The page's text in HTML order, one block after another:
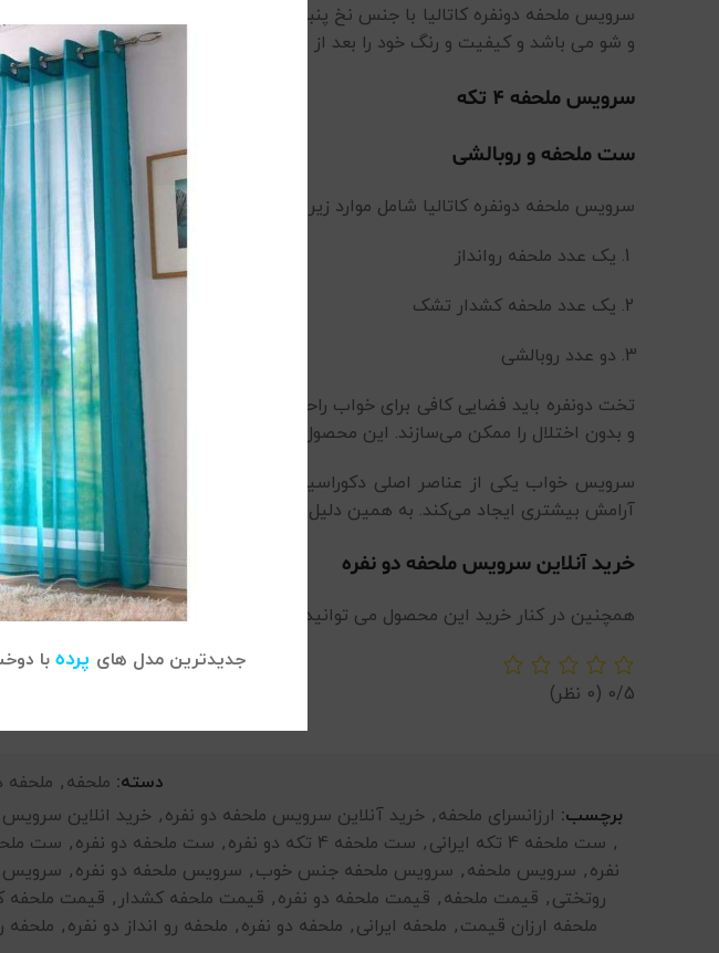
جدیدترین مدل های پرده با
سرویس ملحفه دونفره کاتالیا با جنس نخ پنبه خود مانع تعرق هنگام خواب می
و شو می باشد و کیفیت و رنگ خود را بعد از هر بار شست و شو حفظ می کند.
سرویس ملحفه 4 تکه
ست ملحفه و روبالشی
سرویس ملحفه دونفره کاتالیا شامل موارد زیر است:
یک عدد ملحفه روانداز
یک عدد ملحفه کشدار تشک
دو عدد روبالشی
تخت دونفره باید فضایی کافی برای خواب راحت هر دو نفر فراهم کند. سرویس‌های
و بدون اختلال را ممکن می‌سازند. این محصول با داشتن ملحفه کشدار در چهار
سرویس خواب یکی از عناصر اصلی دکوراسیون اتاق خواب محسوب می‌شود. انتخاب
آرامش بیشتری ایجاد می‌کند. به همین دلیل، هنگام خرید توجه ویژه‌ای به انتخاب
خرید آنلاین سرویس ملحفه دو نفره
همچنین در کنار خرید این محصول می توانید از انواع سرویس روتختی دو نفرهموجود
0/5 (0 نظر)
دسته: ملحفه, ملحفه
برچسب: ارزانسرای ملحفه, خرید آنلاین سرویس ملحفه دو نفره, خرید انلاین
, ست ملحفه 4 تکه ایرانی , ست ملحفه 4 تکه دو نفره , ست ملحفه دو نفره, ست
نفره, سرویس ملحفه, سرویس ملحفه جنس خوب, سرویس ملحفه دو نفره, سرویس
روتختی, قیمت ملحفه, قیمت ملحفه دو نفره, قیمت ملحفه کشدار , قیمت ملحفه
ملحفه ارزان قیمت, ملحفه ایرانی, ملحفه دو نفره, ملحفه رو انداز دو نفره, ملحفه